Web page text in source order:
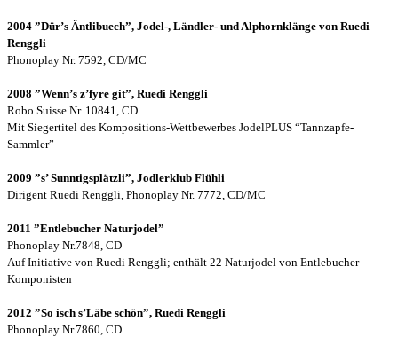
2004 ”Dür’s Äntlibuech”, Jodel-, Ländler- und Alphornklänge von Ruedi
Renggli
Phonoplay Nr. 7592, CD/MC
2008 ”Wenn’s z’fyre git”, Ruedi Renggli
Robo Suisse Nr. 10841, CD
Mit Siegertitel des Kompositions-Wettbewerbes JodelPLUS “Tannzapfe-
Sammler”
2009 ”s’ Sunntigsplätzli”, Jodlerklub Flühli
Dirigent Ruedi Renggli, Phonoplay Nr. 7772, CD/MC
2011 ”Entlebucher Naturjodel”
Phonoplay Nr.7848, CD
Auf Initiative von Ruedi Renggli; enthält 22 Naturjodel von Entlebucher
Komponisten
2012 ”So isch s’Läbe schön”, Ruedi Renggli
Phonoplay Nr.7860, CD